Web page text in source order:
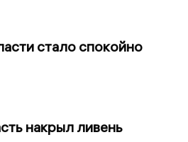
стало спокойно
накрыл ливень